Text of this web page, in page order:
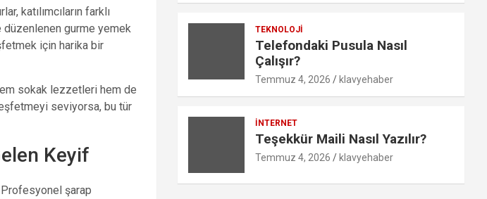
katılımcıların farklı
gurme yemek
için harika bir
sokak lezzetleri hem de
seviyorsa, bu tür
Keyif
şarap
TEKNOLOJI
Telefondaki Pusula Nasıl
Çalışır?
Temmuz 4, 2026 klavyehaber
İNTERNET
Teşekkür Maili Nasıl Yazılır?
Temmuz 4, 2026 klavyehaber